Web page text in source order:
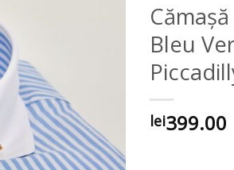
Bleu
lei399.00